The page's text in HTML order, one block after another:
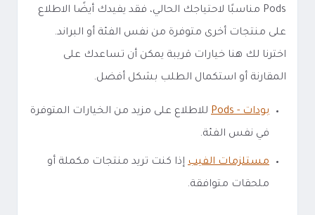
Pods مناسبًا لاحتياجك الحالي، فقد يفيدك أيضًا الاطلاع
على منتجات أخرى متوفرة من نفس الفئة أو البراند.
اخترنا لك هنا خيارات قريبة يمكن أن تساعدك على
المقارنة أو استكمال الطلب بشكل أفضل.
بودات - Pods
للاطلاع على مزيد من الخيارات المتوفرة
في نفس الفئة.
مستلزمات الفيب إذا كنت تريد منتجات مكملة أو
ملحقات متوافقة.